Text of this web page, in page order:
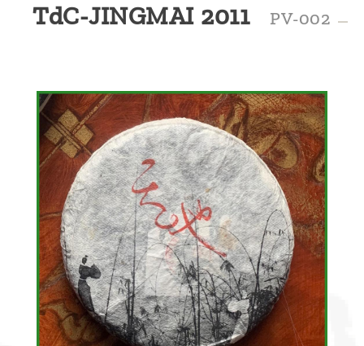
Parmi les
sommes-
nous ?
Découvrir
le thé
Pu'Erh
Comment
infuser
votre thé
TdC-JINGMAI 2011 PV-002